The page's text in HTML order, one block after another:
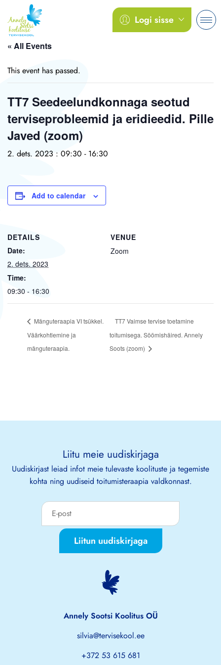
Logi sisse
« All Events
This event has passed.
TT7 Seedeelundkonnaga seotud
terviseprobleemid ja eridieedid. Pille
Javed (zoom)
2. dets. 2023 : 09:30 - 16:30
Add to calendar
DETAILS
Date:
2. dets. 2023
Time:
09:30 - 16:30
VENUE
Zoom
Mänguteraapia VI tsükkel.
Väärkohtlemine ja
mänguteraapia.
TT7 Vaimse tervise toetamine
toitumisega. Söömishäired. Annely
Soots (zoom)
Liitu meie uudiskirjaga
Uudiskirjast leiad infot meie tulevaste koolituste ja tegemiste
kohta ning uudiseid toitumisteraapia valdkonnast.
Liitun uudiskirjaga
Annely Sootsi Koolitus OÜ
silvia@tervisekool.ee
+372 53 615 681